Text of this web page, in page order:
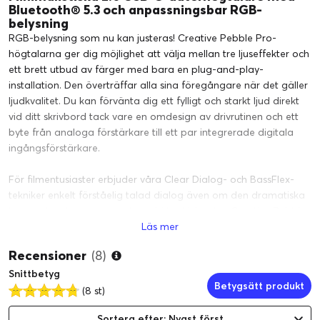
Bluetooth® 5.3 och anpassningsbar RGB-
belysning
RGB-belysning som nu kan justeras! Creative Pebble Pro-
högtalarna ger dig möjlighet att välja mellan tre ljuseffekter och
ett brett utbud av färger med bara en plug-and-play-
installation. Den överträffar alla sina föregångare när det gäller
ljudkvalitet. Du kan förvänta dig ett fylligt och starkt ljud direkt
vid ditt skrivbord tack vare en omdesign av drivrutinen och ett
byte från analoga förstärkare till ett par integrerade digitala
ingångsförstärkare.
För filmentusiaster erbjuder våra Clear Dialog- och BassFlex-
tekniker enkelt förståelig talad dialog även om den dramatiska
Pro är här för att förbättra din ljudupplevelse på skrivbordet
högtalare.
Läs mer
Recensioner (8)
Snittbetyg
(8 st)
Betygsätt produkt